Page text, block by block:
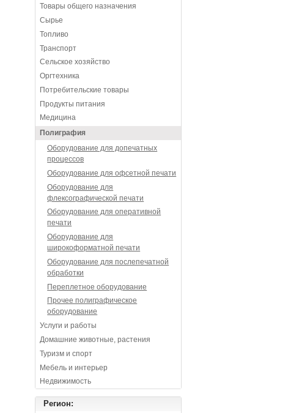
Товары общего назначения
Сырье
Топливо
Транспорт
Сельское хозяйство
Оргтехника
Потребительские товары
Продукты питания
Медицина
Полиграфия
Оборудование для допечатных
процессов
Оборудование для офсетной печати
Оборудование для
флексографической печати
Оборудование для оперативной
печати
Оборудование для
широкоформатной печати
Оборудование для послепечатной
обработки
Переплетное оборудование
Прочее полиграфическое
оборудование
Услуги и работы
Домашние животные, растения
Туризм и спорт
Мебель и интерьер
Недвижимость
Регион: